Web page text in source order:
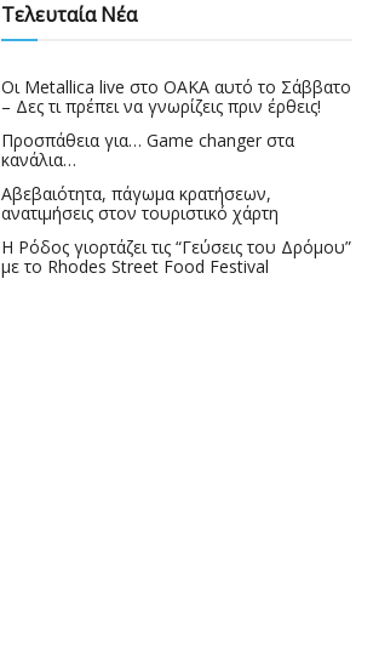
Τελευταία Νέα
Οι Metallica live στο ΟΑΚΑ αυτό το Σάββατο
– Δες τι πρέπει να γνωρίζεις πριν έρθεις!
Προσπάθεια για… Game changer στα
κανάλια…
Αβεβαιότητα, πάγωμα κρατήσεων,
ανατιμήσεις στον τουριστικό χάρτη
Η Ρόδος γιορτάζει τις “Γεύσεις του Δρόμου”
με το Rhodes Street Food Festival